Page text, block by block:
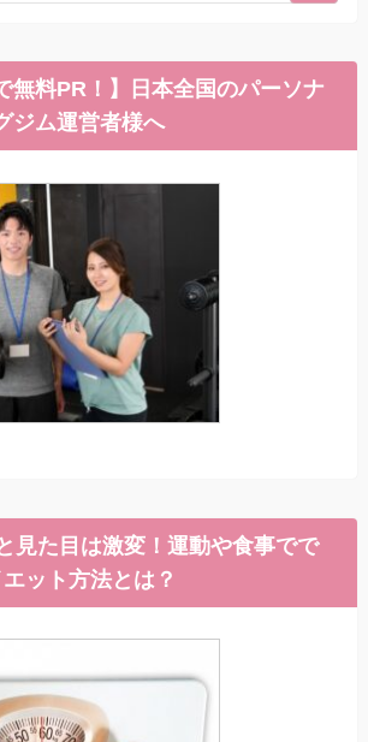
無料PR！】日本全国のパーソナ
ジム運営者様へ
見た目は激変！運動や食事でで
ット方法とは？